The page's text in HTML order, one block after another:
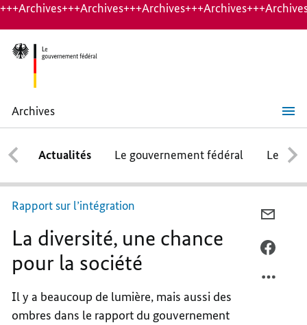
Archives
La
diversité,
une
chance
pour
la
société
Actualités Le gouvernement fédéral Le
Rapport sur l’intégration
La diversité, une chance
pour la société
Il y a beaucoup de lumière, mais aussi des
ombres dans le rapport du gouvernement